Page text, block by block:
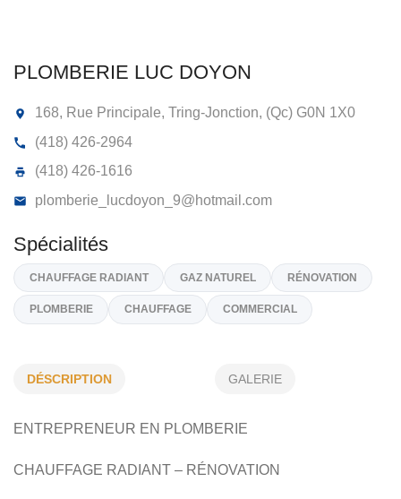
PLOMBERIE LUC DOYON
168, Rue Principale, Tring-Jonction, (Qc)
(418) 426-2964
(418) 426-1616
CHAUFFAGE RADIANT GAZ NATUREL
PLOMBERIE CHAUFFAGE COMMERCIAL
DÉSCRIPTION GALERIE
ENTREPRENEUR EN PLOMBERIE
CHAUFFAGE RADIANT – RÉNOVATION